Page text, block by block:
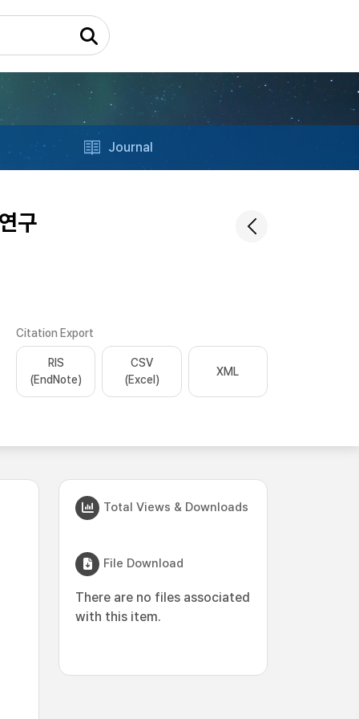
Journal
구
Citation Export
RIS
(EndNote)
CSV
(Excel)
XML
Total Views & Downloads
File Download
There are no files associated
with this item.